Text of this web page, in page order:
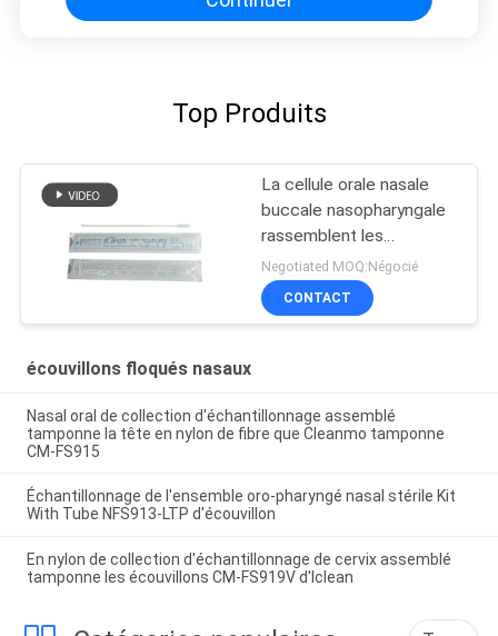
Top Produits
La cellule orale nasale
buccale nasopharyngale
rassemblent les
écouvillons assemblés
en nylon de laboratoire
de grippe d'astuce
Negotiated MOQ:Négocié
CONTACT
écouvillons floqués nasaux
Nasal oral de collection d'échantillonnage assemblé
tamponne la tête en nylon de fibre que Cleanmo tamponne
CM-FS915
Échantillonnage de l'ensemble oro-pharyngé nasal stérile Kit
With Tube NFS913-LTP d'écouvillon
En nylon de collection d'échantillonnage de cervix assemblé
tamponne les écouvillons CM-FS919V d'Iclean